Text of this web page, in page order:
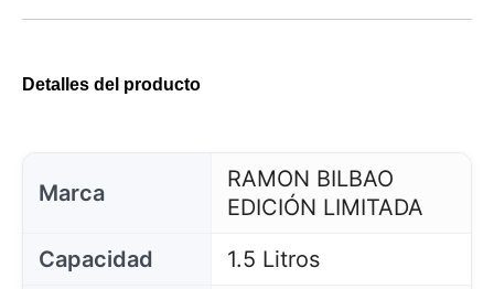
Detalles del producto
Marca
RAMON BILBAO
EDICIÓN LIMITADA
Capacidad
1.5 Litros